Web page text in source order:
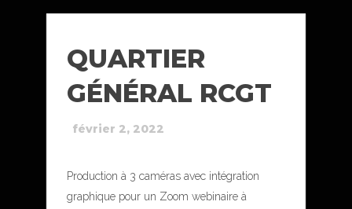
QUARTIER
GÉNÉRAL RCGT
février 2, 2022
Production à 3 caméras avec intégration
graphique pour un Zoom webinaire à